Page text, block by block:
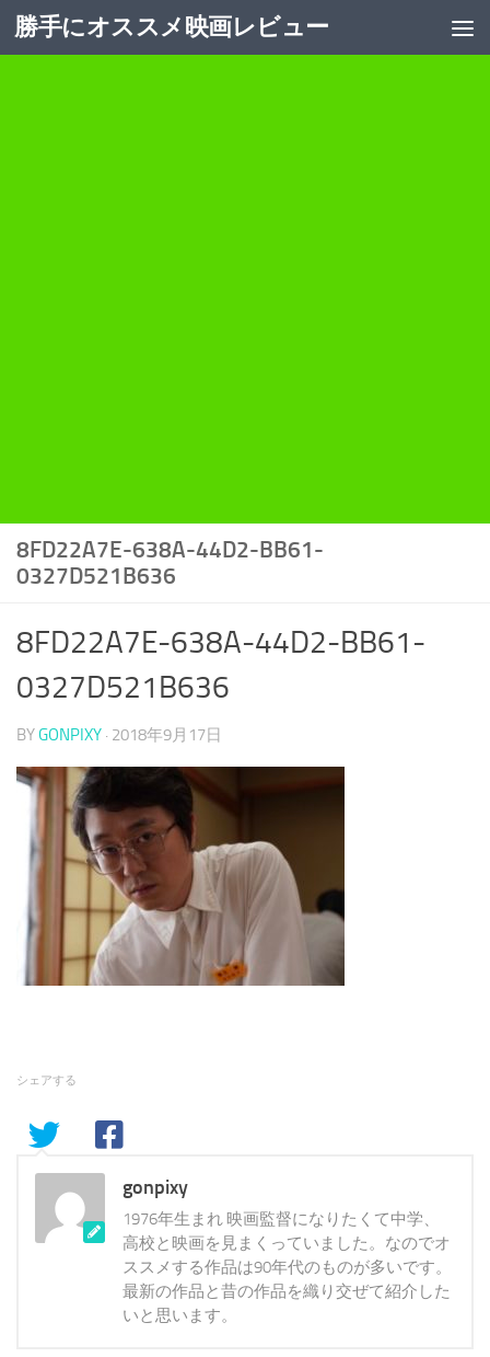
コンテンツへスキップ
勝手にオススメ映画レビュー
8FD22A7E-638A-44D2-BB61-
0327D521B636
8FD22A7E-638A-44D2-BB61-
0327D521B636
BYGONPIXY · 2018年9月17日
シェアする
gonpixy
1976年生まれ 映画監督になりたくて中学、
高校と映画を見まくっていました。なのでオ
ススメする作品は90年代のものが多いです。
最新の作品と昔の作品を織り交ぜて紹介した
いと思います。